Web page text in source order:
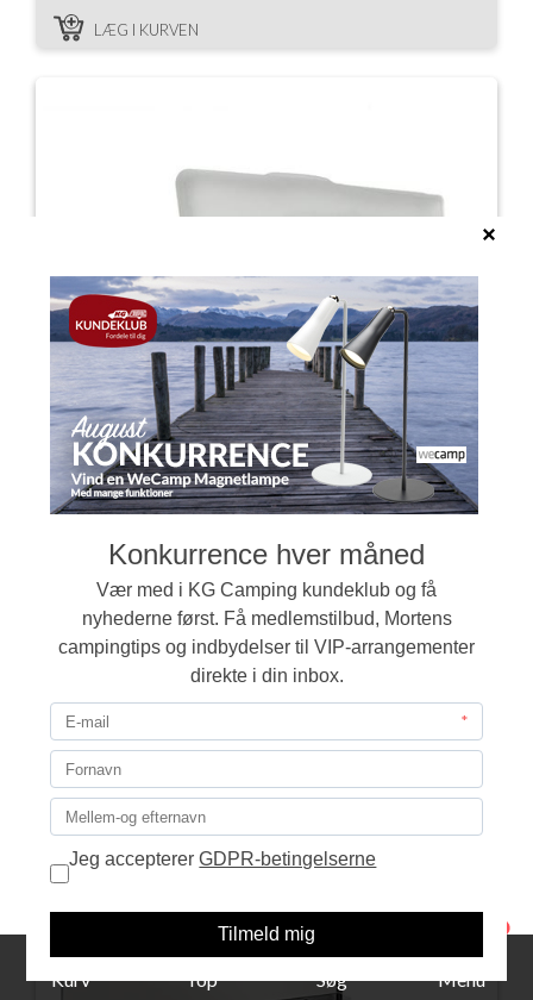
LÆG I KURVEN
Parker Kogeapparat 2-blus m/tændsikring
1.479,00
LÆG I KURVEN
Kurv Top Søg Menu